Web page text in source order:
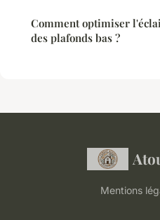
Comment optimiser
des plafonds bas ?
Mentions